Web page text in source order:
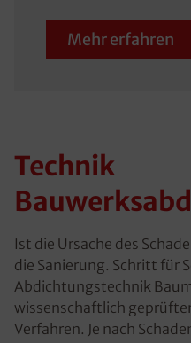
Mehr erfahren
Technik
Ist die Ursache des
die Sanierung. Schritt für
Abdichtungstechnik
wissenschaftlich
Verfahren. Je nach